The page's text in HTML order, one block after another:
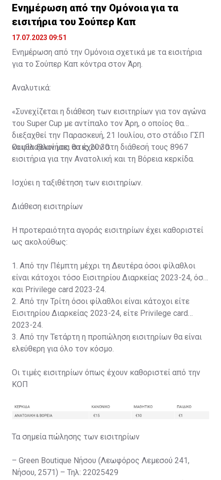
Ενημέρωση από την Ομόνοια για τα
εισιτήρια του Σούπερ Καπ
17.07.2023 09:51
Ενημέρωση από την Ομόνοια σχετικά με τα εισιτήρια
για το Σούπερ Καπ κόντρα στον Άρη.
Αναλυτικά:
«Συνεχίζεται η διάθεση των εισιτηρίων για τον αγώνα
του Super Cup με αντίπαλο τον Άρη, ο οποίος θα
διεξαχθεί την Παρασκευή, 21 Ιουλίου, στο στάδιο ΓΣΠ
και θα ξεκινήσει στις 20:30.
Οι φίλαθλοί μας θα έχουν στη διάθεσή τους 8967
εισιτήρια για την Ανατολική και τη Βόρεια κερκίδα.
Ισχύει η ταξιθέτηση των εισιτηρίων.
Διάθεση εισιτηρίων
Η προτεραιότητα αγοράς εισιτηρίων έχει καθοριστεί
ως ακολούθως:
1. Από την Πέμπτη μέχρι τη Δευτέρα όσοι φίλαθλοι
είναι κάτοχοι τόσο Εισιτηρίου Διαρκείας 2023-24, όσο
και Privilege card 2023-24.
2. Από την Τρίτη όσοι φίλαθλοι είναι κάτοχοι είτε
Εισιτηρίου Διαρκείας 2023-24, είτε Privilege card
2023-24.
3. Από την Τετάρτη η προπώληση εισιτηρίων θα είναι
ελεύθερη για όλο τον κόσμο.
Οι τιμές εισιτηρίων όπως έχουν καθοριστεί από την
ΚΟΠ
Τα σημεία πώλησης των εισιτηρίων
– Green Boutique Νήσου (Λεωφόρος Λεμεσού 241,
Νήσου, 2571) – Τηλ: 22025429